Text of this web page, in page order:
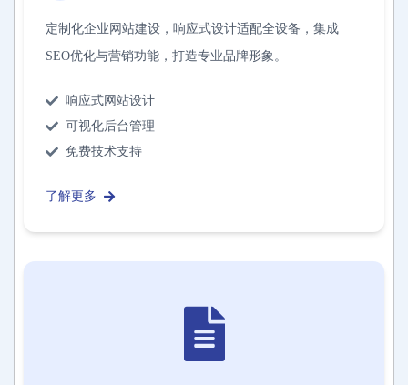
定制化企业网站建设，响应式设计适配全设备，集成
SEO优化与营销功能，打造专业品牌形象。
响应式网站设计
可视化后台管理
免费技术支持
了解更多